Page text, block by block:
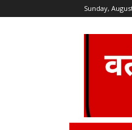
Sunday,